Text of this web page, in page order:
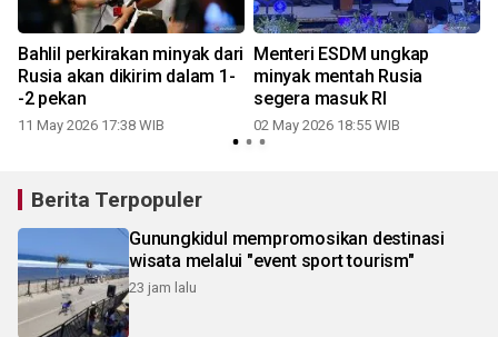
Bahlil perkirakan minyak dari
Rusia akan dikirim dalam 1-
-2 pekan
11 May 2026 17:38 WIB
Menteri ESDM ungkap
minyak mentah Rusia
segera masuk RI
02 May 2026 18:55 WIB
Berita Terpopuler
Gunungkidul mempromosikan destinasi
wisata melalui "event sport tourism"
23 jam lalu